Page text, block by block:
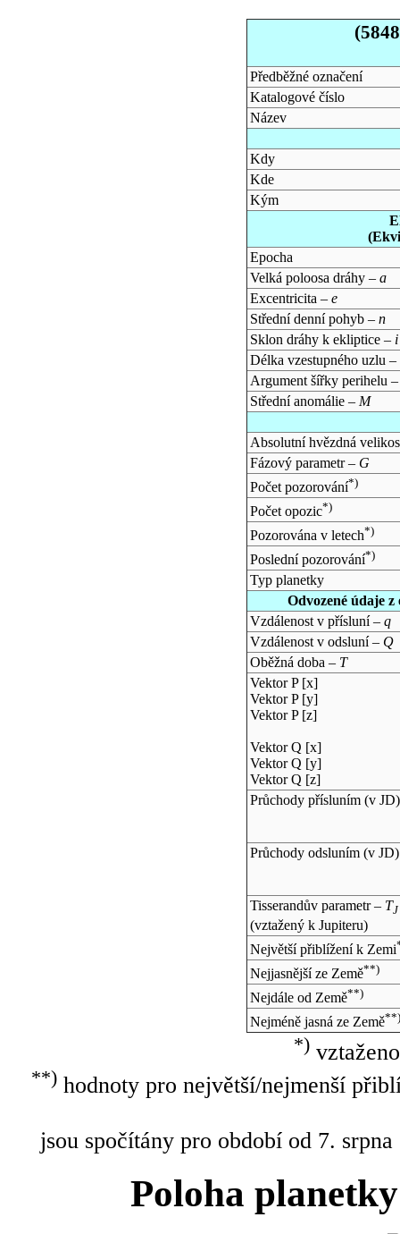
Předběžné označení
Katalogové číslo
Název
Kdy
Kde
Kým
Epocha
Velká poloosa dráhy – a
Excentricita – e
Střední denní pohyb – n
Sklon dráhy k ekliptice – i
Délka vzestupného uzlu –
Argument šířky perihelu
Střední anomálie – M
Absolutní hvězdná
Fázový parametr – G
Počet pozorování*)
Počet opozic*)
Pozorována v letech*)
Poslední pozorování*)
Typ planetky
Odvozené údaje
Vzdálenost v přísluní – q
Vzdálenost v odsluní – Q
Oběžná doba – T
Vektor P [x]
Vektor P [y]
Vektor P [z]
Vektor Q [x]
Vektor Q [y]
Vektor Q [z]
Průchody přísluním (v JD)
Průchody odsluním (v JD)
Tisserandův parametr – TJ
(vztažený k Jupiteru)
Největší přiblížení k Zemi
Nejjasnější ze Země**)
Nejdále od Země**)
Nejméně jasná ze Země**)
*)
**)hodnoty pro největší/nejmenší
jsou spočítány pro období od 7.
Poloha